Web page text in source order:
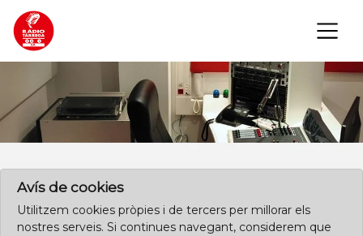
×
Clica aquí per començar des de l'inici
Avís de cookies
Utilitzem cookies pròpies i de tercers per millorar els
nostres serveis. Si continues navegant, considerem que